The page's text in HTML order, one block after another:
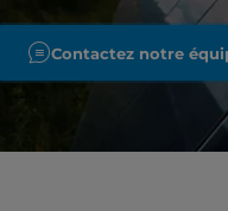
Contactez notre